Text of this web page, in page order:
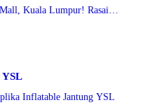
Kuala Lumpur! Rasai
YSL
Inflatable Jantung YSL